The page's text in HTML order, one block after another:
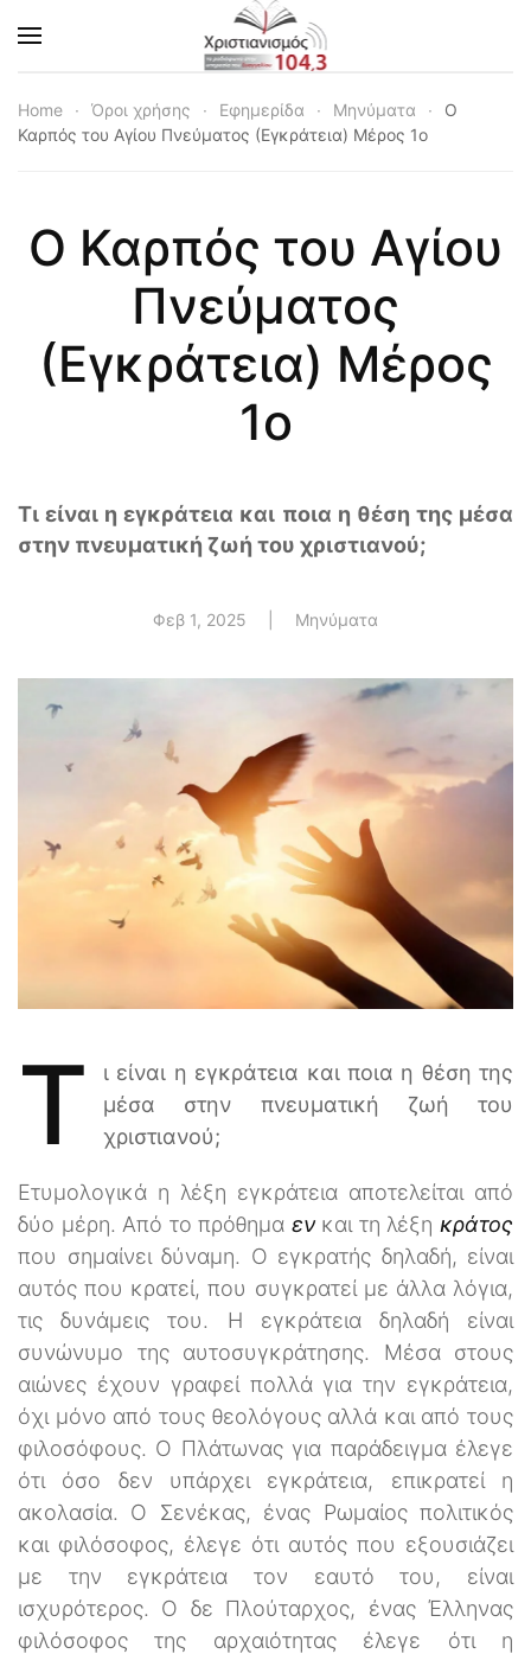
Skip to main content
Home Όροι χρήσης Εφημερίδα Μηνύματα
Ο
Καρπός του Αγίου Πνεύματος (Εγκράτεια) Μέρος 1ο
Ο Καρπός του Αγίου
Πνεύματος
(Εγκράτεια) Μέρος
1ο
Τι είναι η εγκράτεια και ποια η θέση της μέσα
στην πνευματική ζωή του χριστιανού;
Φεβ 1, 2025 Μηνύματα
Τ
ι είναι η εγκράτεια και ποια η θέση της
μέσα στην πνευματική ζωή του
χριστιανού;
Ετυμολογικά η λέξη εγκράτεια αποτελείται από
δύο μέρη. Από το πρόθημα ενκαι τη λέξη κράτος
που σημαίνει δύναμη. Ο εγκρατής δηλαδή, είναι
αυτός που κρατεί, που συγκρατεί με άλλα λόγια,
τις δυνάμεις του. Η εγκράτεια δηλαδή είναι
συνώνυμο της αυτοσυγκράτησης. Μέσα στους
αιώνες έχουν γραφεί πολλά για την εγκράτεια,
όχι μόνο από τους θεολόγους αλλά και από τους
φιλοσόφους. Ο Πλάτωνας για παράδειγμα έλεγε
ότι όσο δεν υπάρχει εγκράτεια, επικρατεί η
ακολασία. Ο Σενέκας, ένας Ρωμαίος πολιτικός
και φιλόσοφος, έλεγε ότι αυτός που εξουσιάζει
με την εγκράτεια τον εαυτό του, είναι
ισχυρότερος. Ο δε Πλούταρχος, ένας Έλληνας
φιλόσοφος της αρχαιότητας έλεγε ότι η